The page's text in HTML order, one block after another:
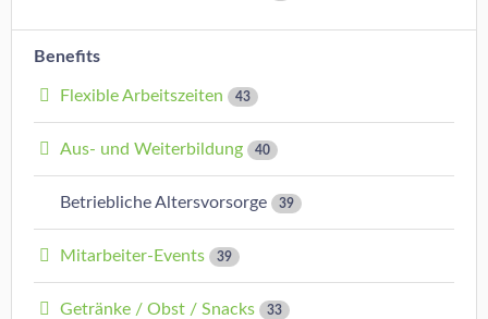
Benefits
Flexible Arbeitszeiten 43
Aus- und Weiterbildung 40
Betriebliche Altersvorsorge 39
Mitarbeiter-Events 39
Getränke / Obst / Snacks 33